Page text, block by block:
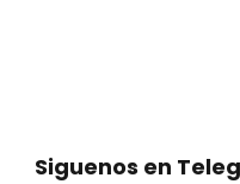
Siguenos en